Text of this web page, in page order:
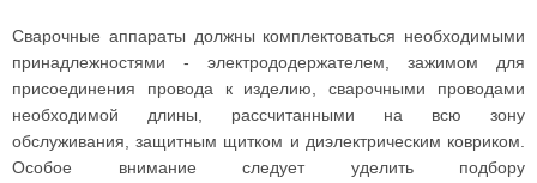
Сварочные аппараты должны комплектоваться необходимыми
принадлежностями - электрододержателем, зажимом для
присоединения провода к изделию, сварочными проводами
необходимой длины, рассчитанными на всю зону
обслуживания, защитным щитком и диэлектрическим ковриком.
Особое внимание следует уделить подбору